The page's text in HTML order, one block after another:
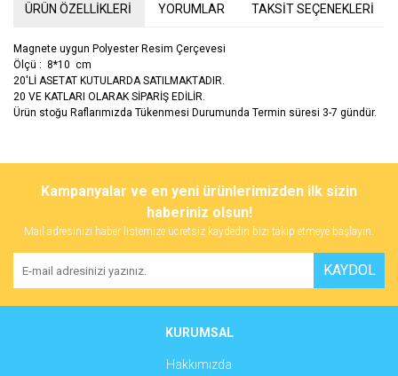
ÜRÜN ÖZELLİKLERİ YORUMLAR TAKSİT SEÇENEKLERİ
Magnete uygun Polyester Resim Çerçevesi
Ölçü : 8*10 cm
20'Lİ ASETAT KUTULARDA SATILMAKTADIR.
20 VE KATLARI OLARAK SİPARİŞ EDİLİR.
Ürün stoğu Raflarımızda Tükenmesi Durumunda Termin süresi 3-7 gündür.
Bu ürüne ilk yorumu siz yapın!
Yorum Yaz
tarafımıza iletebilirsiniz.
Görüş ve önerileriniz için teşekkür ederiz.
Ürün resmi kalitesiz, bozuk veya görüntülenemiyor.
Ürün açıklamasında eksik bilgiler bulunuyor.
Ürün fiyatı diğer sitelerden daha pahalı.
Kampanyalar ve en yeni ürünlerimizden ilk sizin
haberiniz olsun!
Mail adresinizi haber listemize ücretsiz kaydedin bizi takip etmeye başlayın.
KAYDOL
KURUMSAL
Hakkımızda